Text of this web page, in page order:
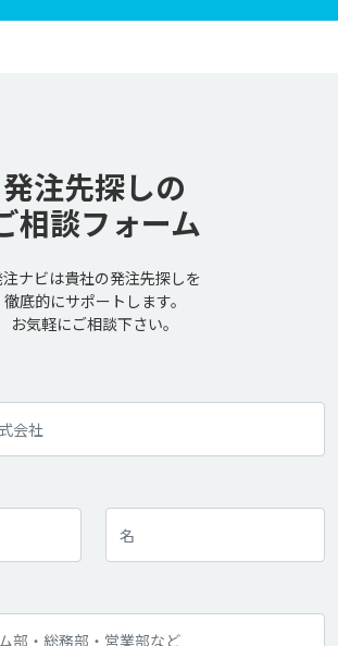
発注先探しの
相談フォーム
注ナビは貴社の発注先探しを
徹底的にサポートします。
お気軽にご相談下さい。